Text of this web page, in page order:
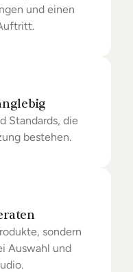
und einen
Standards, die
bestehen.
sondern
Auswahl und